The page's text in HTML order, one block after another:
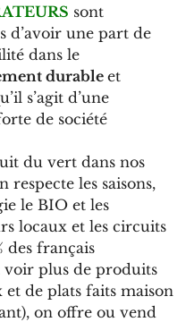
sont
d’avoir une part de
dans le
durable et
s’agit d’une
de société
du vert dans nos
respecte les saisons,
le BIO et les
locaux et les circuits
des français
voir plus de produits
et de plats faits maison
on offre ou vend